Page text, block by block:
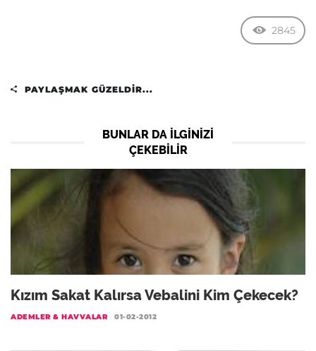
2845
PAYLAŞMAK GÜZELDIR...
BUNLAR DA ILGINIZI
ÇEKEBILIR
Kızım Sakat Kalırsa Vebalini Kim Çekecek?
ADEMLER & HAVVALAR 01-02-2012